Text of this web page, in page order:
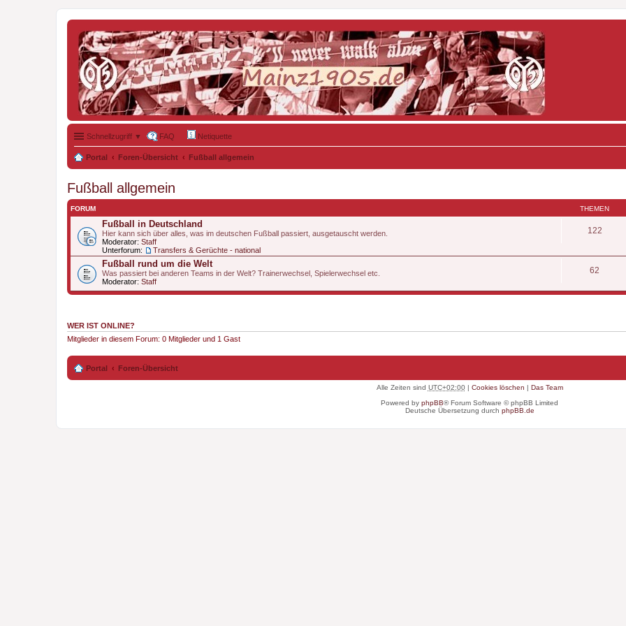
Schnellzugriff ▼ FAQ Netiquette
Portal Foren-Übersicht Fußball allgemein
Fußball allgemein
FORUM THEMEN
Fußball in Deutschland
Hier kann sich über alles, was im deutschen Fußball passiert, ausgetauscht werden.
Moderator: Staff
Unterforum:
Transfers & Gerüchte - national
122
Fußball rund um die Welt
Was passiert bei anderen Teams in der Welt? Trainerwechsel, Spielerwechsel etc.
Moderator: Staff
62
WER IST ONLINE?
Mitglieder in diesem Forum: 0 Mitglieder und 1 Gast
Portal Foren-Übersicht
Alle Zeiten sind UTC+02:00| Cookies löschen | Das Team
Powered by phpBB® Forum Software © phpBB Limited
Deutsche Übersetzung durch phpBB.de